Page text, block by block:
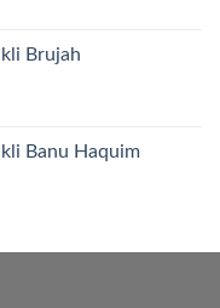
Brujah
Banu Haquim